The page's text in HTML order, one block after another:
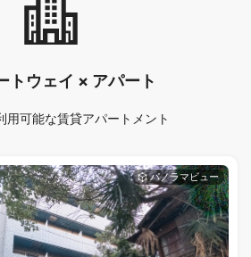
トウェイ × アパート
用可能な賃貸アパートメント